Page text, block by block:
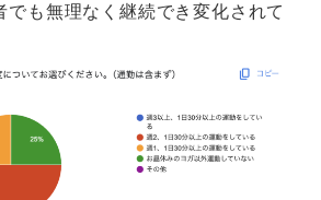
でも無理なく継続でき変化されて